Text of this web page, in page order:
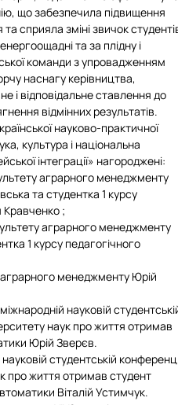
буфети
квитки
мов
підтримка
середовище
вчених
НУБіП України
рекомендації, пам'ятки
діяльність
комплекс, лісове і
господарство, ветеринарна
НУБіП України
та автору
НТЗ
НУБіП України
НУБіП України (English)
проведення науково-
та організації
науково-технічних заходів
послуг
рада
фонд «Голосіївська ініціатива
та працівники
України
і професори НУБіП України
кур'єр
університету
інформації
особа з питань запобігання
про антикорупційного
НУБіП України
нормативно-правові акти
правові акти НУБіП України
ресурси НАЗК
роз’яснення НАЗК
заходи
що забезпечила підвищення
сприяла зміні звичок
та за плідну і
команди з упровадженням
наснагу керівництва,
і відповідальне ставлення до
відмінних результатів.
науково-практичної
культура і національна
інтеграції» нагороджені:
аграрного менеджменту
та студентка 1 курсу
Кравченко ;
аграрного менеджменту
1 курсу педагогічного
аграрного менеджменту Юрій
науковій
наук про життя отримав
Юрій Зверєв.
студентській
про життя отримав студент
Віталій Устимчук.